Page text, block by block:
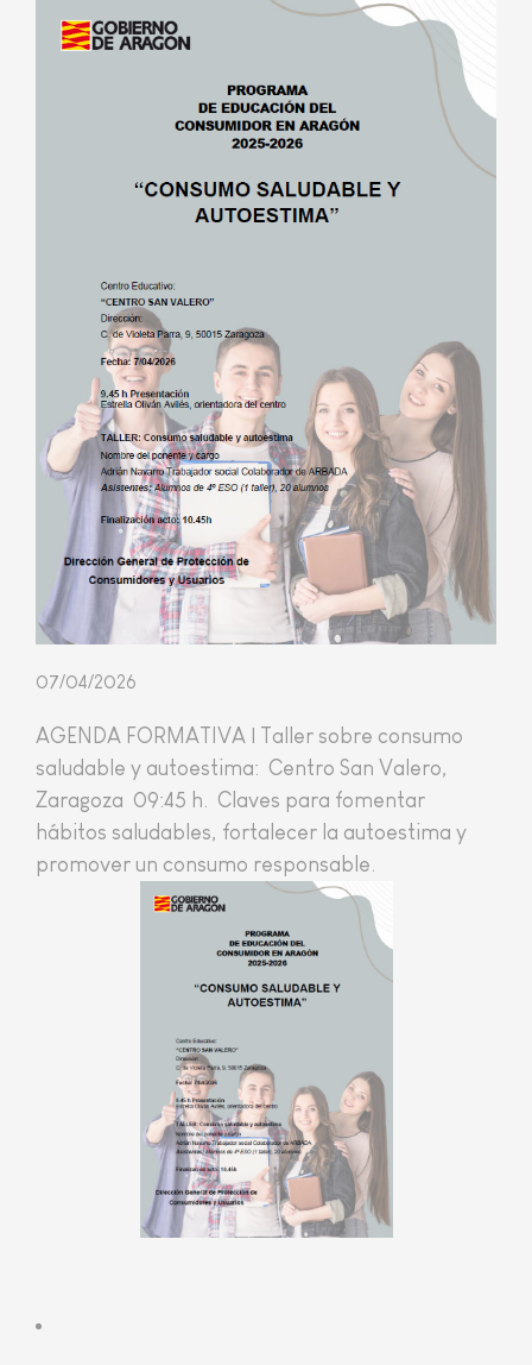
07/04/2026
AGENDA FORMATIVA | Taller sobre consumo
saludable y autoestima: Centro San Valero,
Zaragoza 09:45 h. Claves para fomentar
hábitos saludables, fortalecer la autoestima y
promover un consumo responsable.